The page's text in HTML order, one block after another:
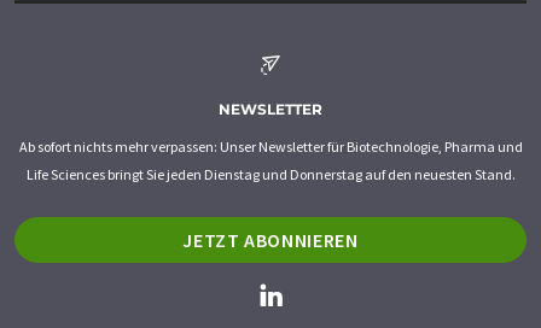
NEWSLETTER
Ab sofort nichts mehr verpassen: Unser Newsletter für Biotechnologie, Pharma und
Life Sciences bringt Sie jeden Dienstag und Donnerstag auf den neuesten Stand.
JETZT ABONNIEREN